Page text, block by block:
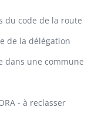
du code de la route
de la délégation
dans une commune
- à reclasser